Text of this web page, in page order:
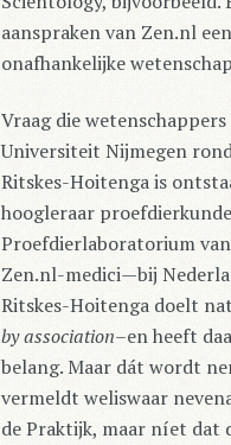
aanspraken van Zen.nl
onafhankelijke
Vraag die
Universiteit Nijmegen
Ritskes-Hoitenga is
hoogleraar
Proefdierlaboratorium
Zen.nl-medici—bij
Ritskes-Hoitenga doelt
by association–en heeft
belang. Maar dát wordt
vermeldt weliswaar
de Praktijk, maar níet dat